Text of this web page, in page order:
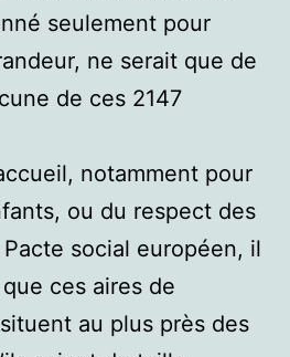
seulement pour
ne serait que de
de ces 2147
notamment pour
ou du respect des
social européen, il
ces aires de
au plus près des